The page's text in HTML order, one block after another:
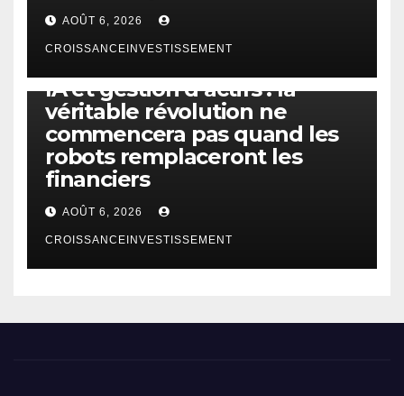
AOÛT 6, 2026
CROISSANCEINVESTISSEMENT
IA et gestion d’actifs : la
véritable révolution ne
commencera pas quand les
robots remplaceront les
financiers
AOÛT 6, 2026
CROISSANCEINVESTISSEMENT